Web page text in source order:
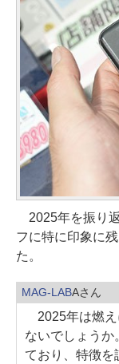
2025年を振り
フに特に印象に
た。
MAG-LABAさん
2025年は燃え
ないでしょうか
ており、特徴を